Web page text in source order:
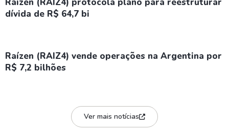
dívida de R$ 64,7 bi
Raízen (RAIZ4) vende operações na Argentina por
R$ 7,2 bilhões
Ver mais notícias